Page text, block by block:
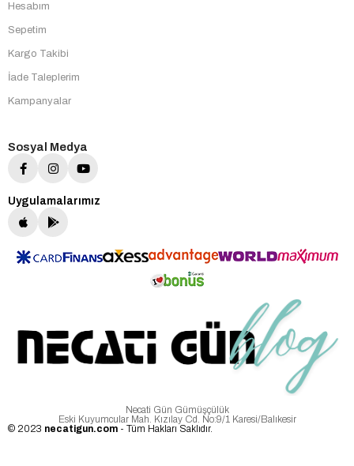
Hesabım
Sepetim
Kargo Takibi
İade Taleplerim
Kampanyalar
Sosyal Medya
Uygulamalarımız
Necati Gün Gümüşçülük
Eski Kuyumcular Mah. Kızılay Cd. No:9/1 Karesi/Balıkesir
© 2023 necatigun.com - Tüm Hakları Saklıdır.